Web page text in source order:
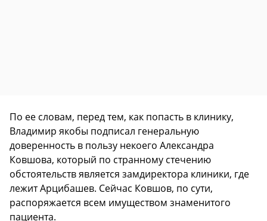
По ее словам, перед тем, как попасть в клинику,
Владимир якобы подписал генеральную
доверенность в пользу некоего Александра
Ковшова, который по странному стечению
обстоятельств является замдиректора клиники, где
лежит Арцибашев. Сейчас Ковшов, по сути,
распоряжается всем имуществом знаменитого
пациента.